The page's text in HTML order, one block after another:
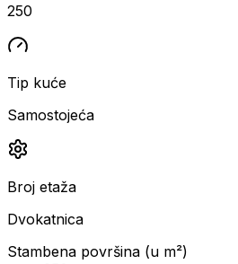
250
Tip kuće
Samostojeća
Broj etaža
Dvokatnica
Stambena površina (u m²)